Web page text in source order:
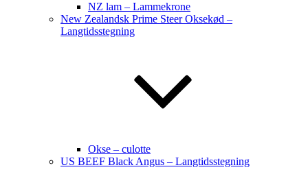
NZ lam – Lammekrone
New Zealandsk Prime Steer Oksekød –
Langtidsstegning
Okse – culotte
US BEEF Black Angus – Langtidsstegning